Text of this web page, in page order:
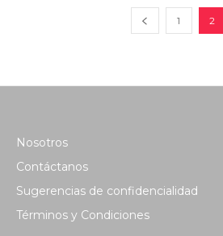
1 2
Nosotros
Contáctanos
Sugerencias de confidencialidad
Términos y Condiciones